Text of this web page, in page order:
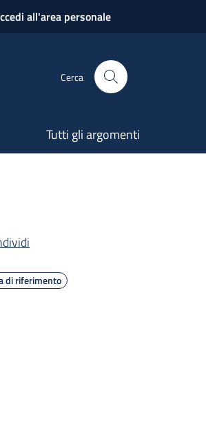
all'area personale
Cerca
Tutti gli argomenti
di riferimento